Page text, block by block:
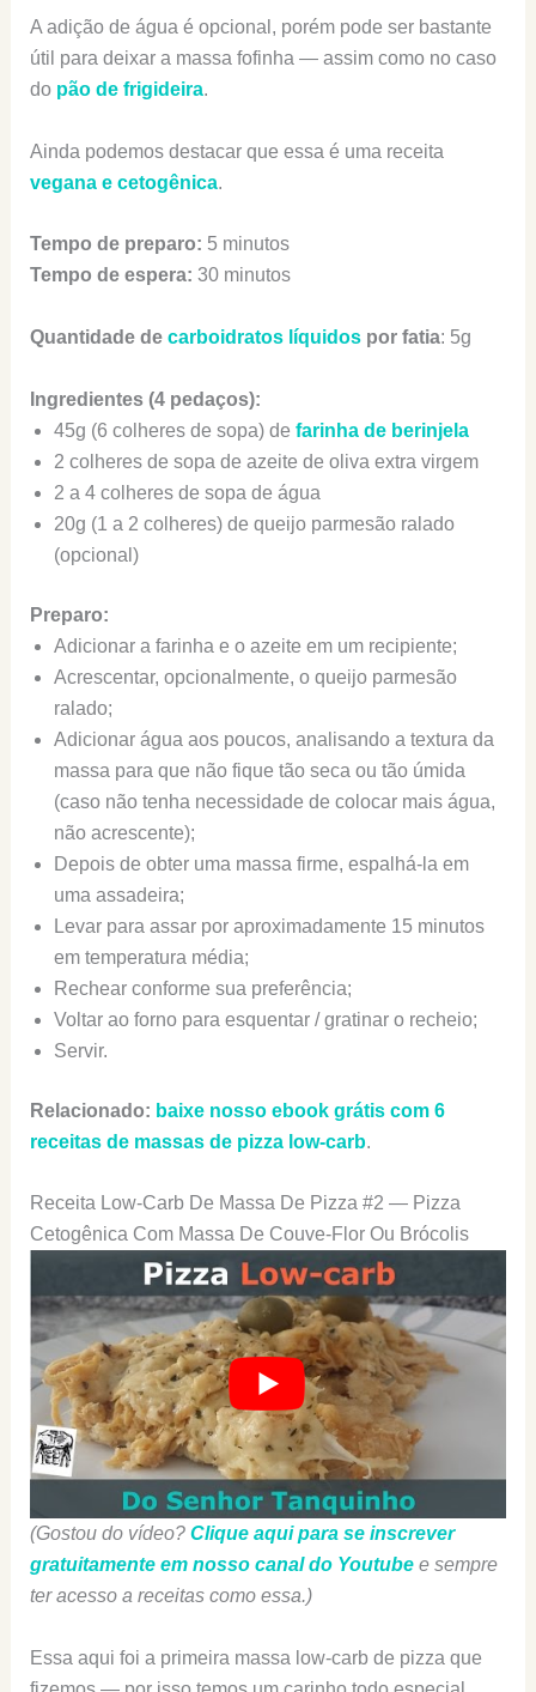
A adição de água é opcional, porém pode ser bastante
útil para deixar a massa fofinha — assim como no caso
do pão de frigideira.
Ainda podemos destacar que essa é uma receita
vegana e cetogênica.
Tempo de preparo: 5 minutos
Tempo de espera: 30 minutos
Quantidade de carboidratos líquidospor fatia: 5g
Ingredientes (4 pedaços):
45g (6 colheres de sopa) de farinha de berinjela
2 colheres de sopa de azeite de oliva extra virgem
2 a 4 colheres de sopa de água
20g (1 a 2 colheres) de queijo parmesão ralado
(opcional)
Preparo:
Adicionar a farinha e o azeite em um recipiente;
Acrescentar, opcionalmente, o queijo parmesão
ralado;
Adicionar água aos poucos, analisando a textura da
massa para que não fique tão seca ou tão úmida
(caso não tenha necessidade de colocar mais água,
não acrescente);
Depois de obter uma massa firme, espalhá-la em
uma assadeira;
Levar para assar por aproximadamente 15 minutos
em temperatura média;
Rechear conforme sua preferência;
Voltar ao forno para esquentar / gratinar o recheio;
Servir.
Relacionado: baixe nosso ebook grátis com 6
receitas de massas de pizza low-carb.
Receita Low-Carb De Massa De Pizza #2 — Pizza
Cetogênica Com Massa De Couve-Flor Ou Brócolis
(Gostou do vídeo? Clique aqui para se inscrever
gratuitamente em nosso canal do Youtube e sempre
ter acesso a receitas como essa.)
Essa aqui foi a primeira massa low-carb de pizza que